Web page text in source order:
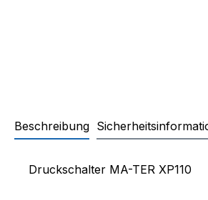
Beschreibung
Druckschalter MA-TER XP110